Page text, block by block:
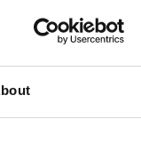
Löparen
som
Lägg till i